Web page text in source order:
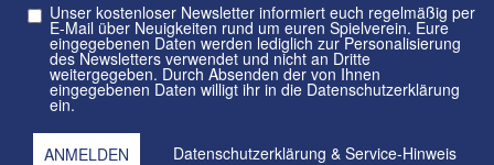
Unser kostenloser Newsletter informiert euch regelmäßig per
E-Mail über Neuigkeiten rund um euren Spielverein. Eure
eingegebenen Daten werden lediglich zur Personalisierung
des Newsletters verwendet und nicht an Dritte
weitergegeben. Durch Absenden der von Ihnen
eingegebenen Daten willigt ihr in die Datenschutzerklärung
ein.
Datenschutzerklärung & Service-Hinweis